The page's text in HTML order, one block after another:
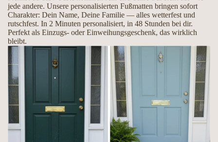
Mit Liebe handgemacht in Deutschland
Jede Fußmatte wird erst nach Ihrer Bestellung individuell gefertigt. So entsteht
ein hochwertiges Unikat, das Ihren Hund und Ihre Persönlichkeit perfekt
widerspiegelt.
jede andere. Unsere personalisierten Fußmatten bringen sofort
Charakter: Dein Name, Deine Familie — alles wetterfest und
rutschfest. In 2 Minuten personalisiert, in 48 Stunden bei dir.
Perfekt als Einzugs- oder Einweihungsgeschenk, das wirklich
bleibt.